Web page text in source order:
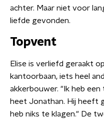
achter. Maar niet voor
liefde gevonden.
Topvent
Elise is verliefd geraakt
kantoorbaan, iets heel
akkerbouwer. "Ik heb
heet Jonathan. Hij heeft
heb niks te klagen." De